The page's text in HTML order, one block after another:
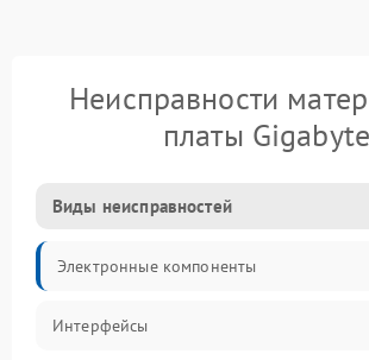
Неисправности
платы Gigabyte
Виды неисправностей
Электронные компоненты
Интерфейсы